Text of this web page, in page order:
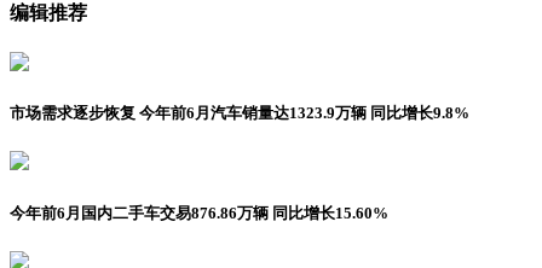
编辑推荐
市场需求逐步恢复 今年前6月汽车销量达1323.9万辆 同比增长9.8%
今年前6月国内二手车交易876.86万辆 同比增长15.60%